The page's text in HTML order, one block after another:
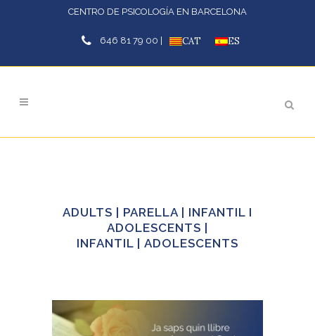
CENTRO DE PSICOLOGÍA EN BARCELONA
646 81 79 00 | CAT ES
ADULTS PARELLA| INFANTIL I
ADOLESCENTS
INFANTIL
ADOLESCENTS